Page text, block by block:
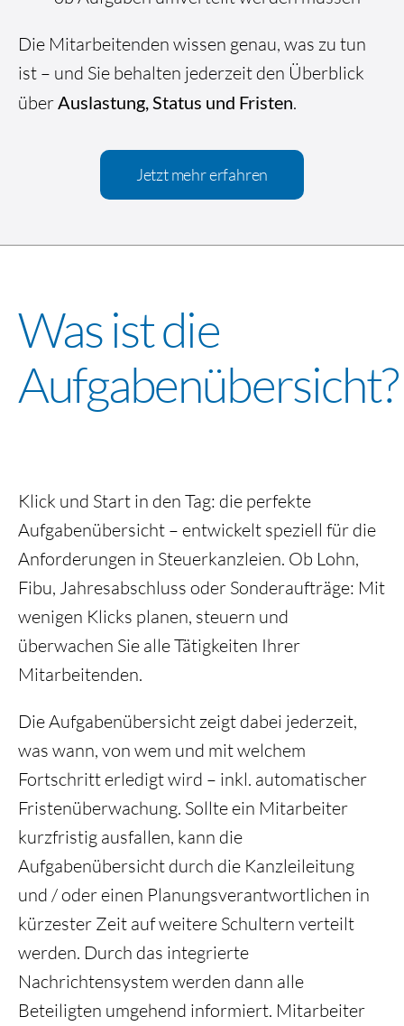
Die Mitarbeitenden wissen genau, was zu tun
ist – und Sie behalten jederzeit den Überblick
über Auslastung, Status und Fristen.
Jetzt mehr erfahren
Was ist die
Aufgabenübersicht?
Klick und Start in den Tag: die perfekte
Aufgabenübersicht – entwickelt speziell für die
Anforderungen in Steuerkanzleien. Ob Lohn,
Fibu, Jahresabschluss oder Sonderaufträge: Mit
wenigen Klicks planen, steuern und
überwachen Sie alle Tätigkeiten Ihrer
Mitarbeitenden.
Die Aufgabenübersicht zeigt dabei jederzeit,
was wann, von wem und mit welchem
Fortschritt erledigt wird – inkl. automatischer
Fristenüberwachung. Sollte ein Mitarbeiter
kurzfristig ausfallen, kann die
Aufgabenübersicht durch die Kanzleileitung
und / oder einen Planungsverantwortlichen in
kürzester Zeit auf weitere Schultern verteilt
werden. Durch das integrierte
Nachrichtensystem werden dann alle
Beteiligten umgehend informiert. Mitarbeiter